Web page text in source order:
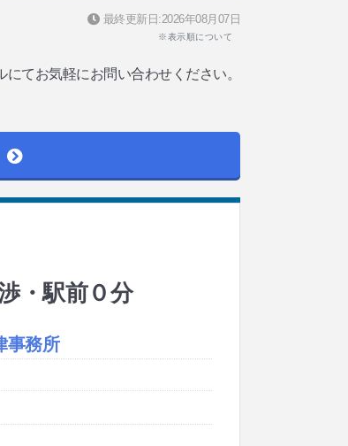
最終更新日:2026年08月07日
※表示順について
にてお気軽にお問い合わせください。
・駅前０分
事務所